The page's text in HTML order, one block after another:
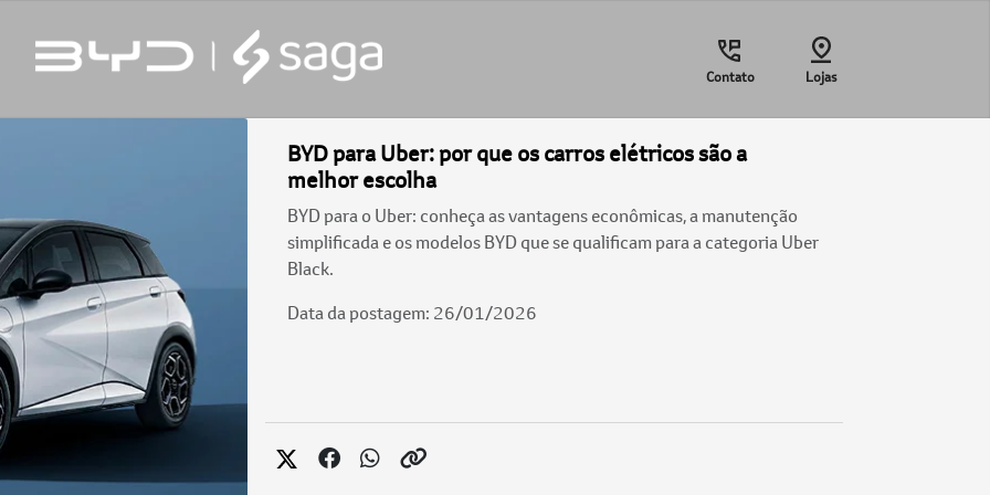
Contato Lojas
BYD para Uber: por que os carros elétricos são a
melhor escolha
BYD para o Uber: conheça as vantagens econômicas, a manutenção
simplificada e os modelos BYD que se qualificam para a categoria Uber
Black.
Data da postagem: 26/01/2026